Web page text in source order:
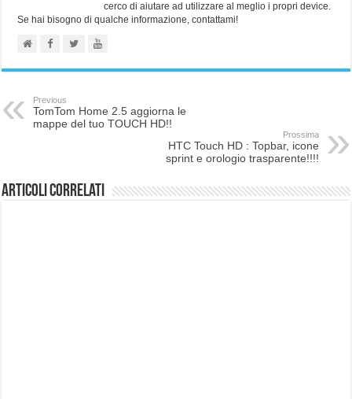
cerco di aiutare ad utilizzare al meglio i propri device.
Se hai bisogno di qualche informazione, contattami!
Previous
TomTom Home 2.5 aggiorna le
mappe del tuo TOUCH HD!!
Prossima
HTC Touch HD : Topbar, icone
sprint e orologio trasparente!!!!
Articoli correlati